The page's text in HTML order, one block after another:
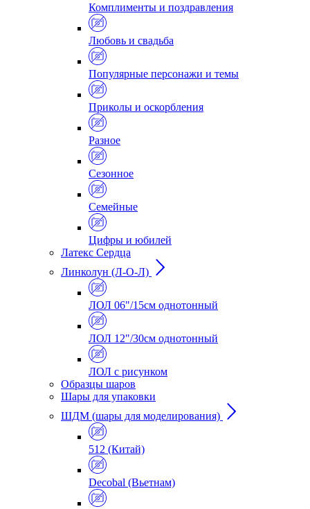
Комплименты и поздравления
Любовь и свадьба
Популярные персонажи и темы
Приколы и оскорбления
Разное
Сезонное
Семейные
Цифры и юбилей
Латекс Сердца
Линколун (Л-О-Л)
ЛОЛ 06"/15см однотонный
ЛОЛ 12"/30см однотонный
ЛОЛ с рисунком
Образцы шаров
Шары для упаковки
ШДМ (шары для моделирования)
512 (Китай)
Decobal (Вьетнам)